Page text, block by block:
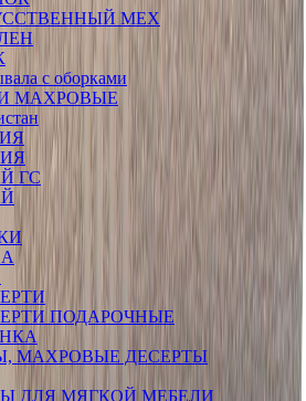
МЕХ
с оборками
МАХРОВЫЕ
ГС
ПОДАРОЧНЫЕ
МАХРОВЫЕ ДЕСЕРТЫ
ДЛЯ МЯГКОЙ МЕБЕЛИ